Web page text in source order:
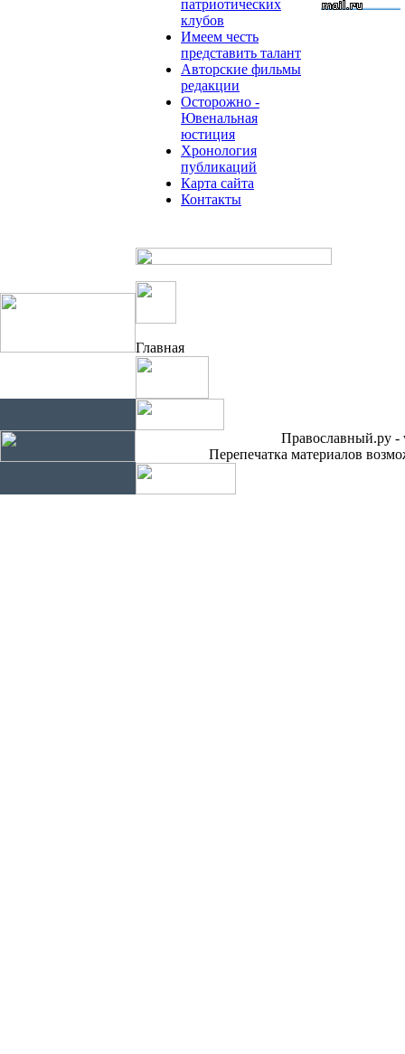
патриотических
клубов
Имеем честь
представить талант
Авторские фильмы
редакции
Осторожно -
Ювенальная
юстиция
Хронология
публикаций
Карта сайта
Контакты
Главная
Православный.ру -
Перепечатка материалов